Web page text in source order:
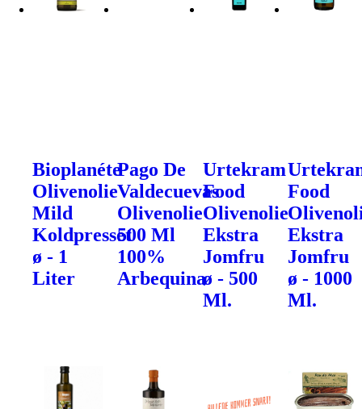
Bioplanéte
Olivenolie
Mild
Koldpresset
ø - 1
Liter
Pago De
Valdecuevas
Olivenolie
500 Ml
100%
Arbequina
Urtekram
Food
Olivenolie
Ekstra
Jomfru
ø - 500
Ml.
Food
Ekstra
Jomfru
ø - 1000
Ml.